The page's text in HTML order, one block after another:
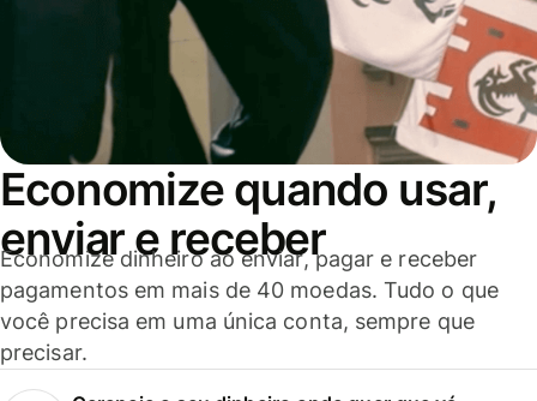
Economize quando usar,
enviar e receber
Economize dinheiro ao enviar, pagar e receber
pagamentos em mais de 40 moedas. Tudo o que
você precisa em uma única conta, sempre que
precisar.